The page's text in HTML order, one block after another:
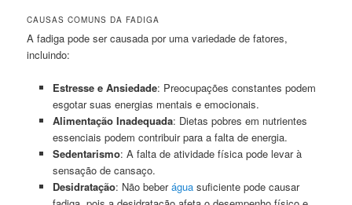
CAUSAS COMUNS DA FADIGA
A fadiga pode ser causada por uma variedade de fatores,
incluindo:
Estresse e Ansiedade: Preocupações constantes podem
esgotar suas energias mentais e emocionais.
Alimentação Inadequada: Dietas pobres em nutrientes
essenciais podem contribuir para a falta de energia.
Sedentarismo: A falta de atividade física pode levar à
sensação de cansaço.
Desidratação: Não beberáguasuficiente pode causar